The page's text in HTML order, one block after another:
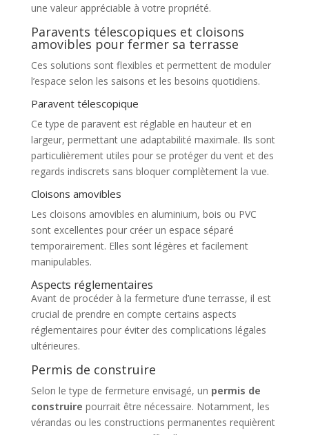
une valeur appréciable à votre propriété.
Paravents télescopiques et cloisons
amovibles pour fermer sa terrasse
Ces solutions sont flexibles et permettent de moduler
l’espace selon les saisons et les besoins quotidiens.
Paravent télescopique
Ce type de paravent est réglable en hauteur et en
largeur, permettant une adaptabilité maximale. Ils sont
particulièrement utiles pour se protéger du vent et des
regards indiscrets sans bloquer complètement la vue.
Cloisons amovibles
Les cloisons amovibles en aluminium, bois ou PVC
sont excellentes pour créer un espace séparé
temporairement. Elles sont légères et facilement
manipulables.
Aspects réglementaires
Avant de procéder à la fermeture d’une terrasse, il est
crucial de prendre en compte certains aspects
réglementaires pour éviter des complications légales
ultérieures.
Permis de construire
Selon le type de fermeture envisagé, un permis de
construire pourrait être nécessaire. Notamment, les
vérandas ou les constructions permanentes requièrent